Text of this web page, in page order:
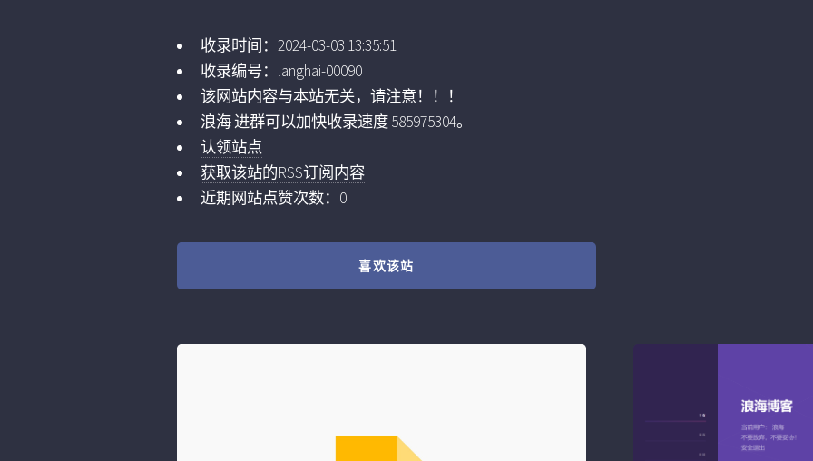
收录时间：2024-03-03 13:35:51
收录编号： langhai-00090
该网站内容与本站无关，请注意！！！
浪海 进群可以加快收录速度 585975304。
认领站点
获取该站的RSS订阅内容
近期网站点赞次数：0
喜欢该站